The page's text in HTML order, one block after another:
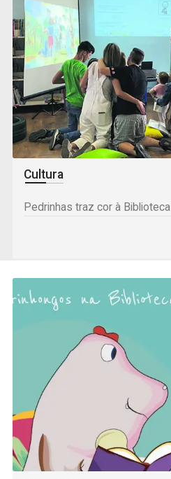
Cultura
Pedrinhas traz cor à Biblioteca